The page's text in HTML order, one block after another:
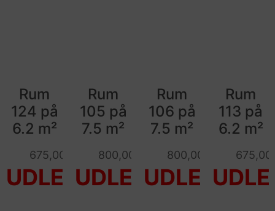
Rum
124 på
6.2 m²
675,00
Rum
105 på
7.5 m²
800,00
Rum
106 på
7.5 m²
800,00
Rum
113 på
6.2 m²
675,00